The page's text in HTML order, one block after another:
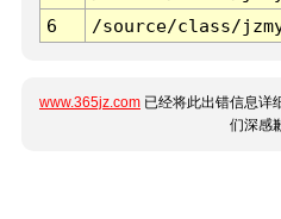
6
/source/class/
www.365jz.com 已经将此出错信息详
们深感